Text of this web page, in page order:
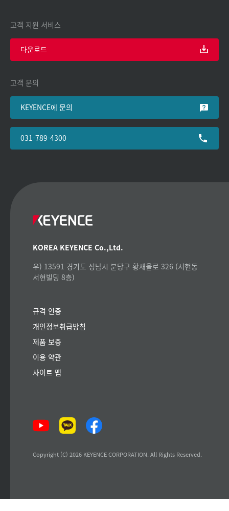
고객 지원 서비스
다운로드
고객 문의
KEYENCE에 문의
031-789-4300
KOREA KEYENCE Co.,Ltd.
우) 13591 경기도 성남시 분당구 황새울로 326 (서현동
서현빌딩 8층)
규격 인증
개인정보취급방침
제품 보증
이용 약관
사이트 맵
Copyright (C) 2026 KEYENCE CORPORATION. All Rights Reserved.